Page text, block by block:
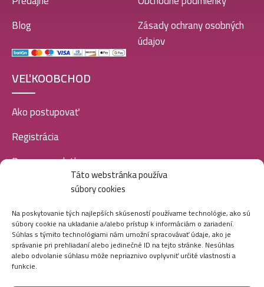
Táto webstránka používa
súbory cookies
Na poskytovanie tých najlepších skúseností používame technológie, ako sú
súbory cookie na ukladanie a/alebo prístup k informáciám o zariadení.
Súhlas s týmito technológiami nám umožní spracovávať údaje, ako je
správanie pri prehliadaní alebo jedinečné ID na tejto stránke. Nesúhlas
alebo odvolanie súhlasu môže nepriaznivo ovplyvniť určité vlastnosti a
funkcie.
Blog
Zásady ochrany osobných
údajov
VEĽKOOBCHOD
Ako postupovať
Registrácia
Doprava a platba
SOCIÁLNE SIETE